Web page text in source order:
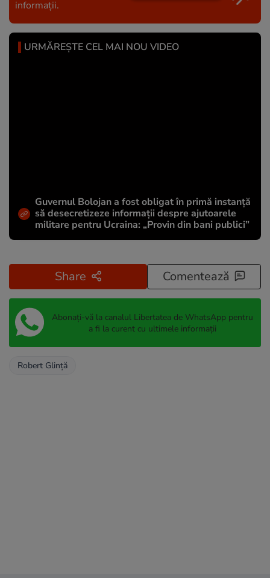
informații.
URMĂREȘTE CEL MAI NOU VIDEO
Guvernul Bolojan a fost obligat în primă instanță
să desecretizeze informații despre ajutoarele
militare pentru Ucraina: „Provin din bani publici”
Share Comentează
Abonați-vă la canalul Libertatea de WhatsApp pentru
a fi la curent cu ultimele informații
Robert Glință